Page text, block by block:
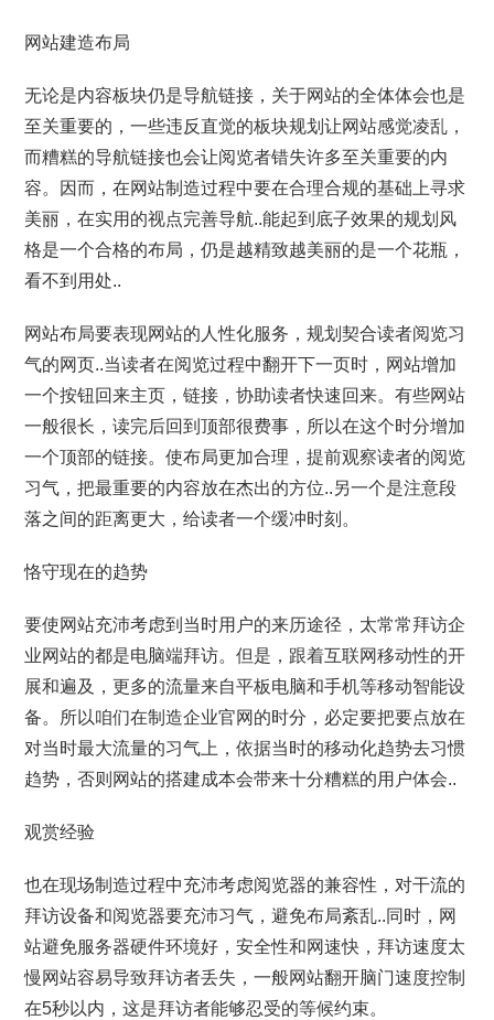
网站建造布局
无论是内容板块仍是导航链接，关于网站的全体体会也是
至关重要的，一些违反直觉的板块规划让网站感觉凌乱，
而糟糕的导航链接也会让阅览者错失许多至关重要的内
容。因而，在网站制造过程中要在合理合规的基础上寻求
美丽，在实用的视点完善导航..能起到底子效果的规划风
格是一个合格的布局，仍是越精致越美丽的是一个花瓶，
看不到用处..
网站布局要表现网站的人性化服务，规划契合读者阅览习
气的网页..当读者在阅览过程中翻开下一页时，网站增加
一个按钮回来主页，链接，协助读者快速回来。有些网站
一般很长，读完后回到顶部很费事，所以在这个时分增加
一个顶部的链接。使布局更加合理，提前观察读者的阅览
习气，把最重要的内容放在杰出的方位..另一个是注意段
落之间的距离更大，给读者一个缓冲时刻。
恪守现在的趋势
要使网站充沛考虑到当时用户的来历途径，太常常拜访企
业网站的都是电脑端拜访。但是，跟着互联网移动性的开
展和遍及，更多的流量来自平板电脑和手机等移动智能设
备。所以咱们在制造企业官网的时分，必定要把要点放在
对当时最大流量的习气上，依据当时的移动化趋势去习惯
趋势，否则网站的搭建成本会带来十分糟糕的用户体会..
观赏经验
也在现场制造过程中充沛考虑阅览器的兼容性，对干流的
拜访设备和阅览器要充沛习气，避免布局紊乱..同时，网
站避免服务器硬件环境好，安全性和网速快，拜访速度太
慢网站容易导致拜访者丢失，一般网站翻开脑门速度控制
在5秒以内，这是拜访者能够忍受的等候约束。